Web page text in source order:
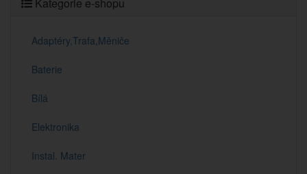
Adaptéry,Trafa,Měniče
Baterie
Bílá
Elektronika
Instal. Mater